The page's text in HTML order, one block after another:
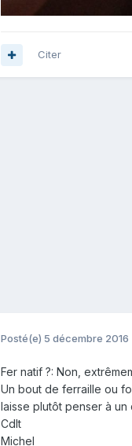
Citer
Posté(e) 5 décembre 2016
Fer natif ?: Non,
Un bout de ferraille ou
laisse plutôt penser à un
Cdlt
Michel